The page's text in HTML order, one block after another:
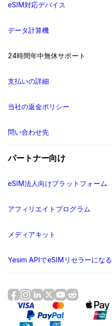
eSIM対応デバイス
データ計算機
24時間年中無休サポート
支払いの詳細
当社の返金ポリシー
問い合わせ先
パートナー向け
eSIM法人向けプラットフォーム
アフィリエイトプログラム
メディアキット
Yesim APIでeSIMリセラーになる